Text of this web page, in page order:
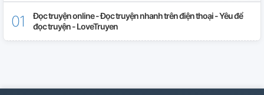
Đọc truyện online - Đọc truyện nhanh trên điện thoại - Yêu để
đọc truyện - LoveTruyen